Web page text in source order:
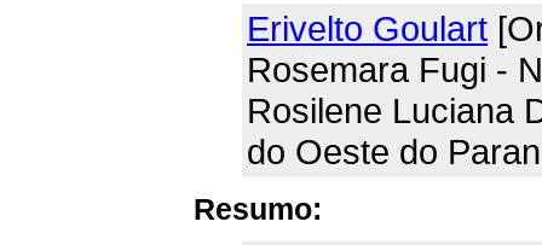
Erivelto Goulart
Rosemara Fugi -
Rosilene Luciana
do Oeste do
Resumo: